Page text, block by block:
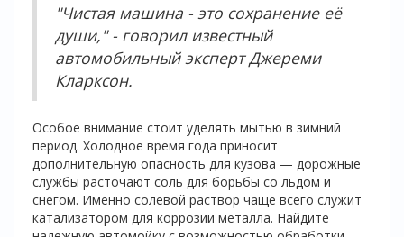
"Чистая машина - это сохранение её
души," - говорил известный
автомобильный эксперт Джереми
Кларксон.
Особое внимание стоит уделять мытью в зимний
период. Холодное время года приносит
дополнительную опасность для кузова — дорожные
службы расточают соль для борьбы со льдом и
снегом. Именно солевой раствор чаще всего служит
катализатором для коррозии металла. Найдите